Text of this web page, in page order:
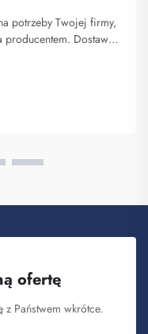
potrzeby Twojej firmy,
Dostawcy
dobry wybór dla firm
ofertę
Państwem wkrótce.